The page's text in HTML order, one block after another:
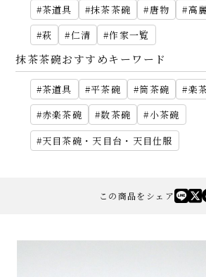
茶道具 抹茶茶碗 唐物 高
萩
仁清 作家一覧
抹茶茶碗おすすめキーワード
茶道具 平茶碗 筒茶碗 楽
赤楽茶碗
数茶碗
小茶碗
天目茶碗・天目台・天目仕服
この商品をシェア